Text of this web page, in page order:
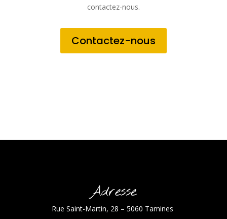
contactez-nous.
Contactez-nous
Adresse
Rue Saint-Martin, 28 – 5060 Tamines